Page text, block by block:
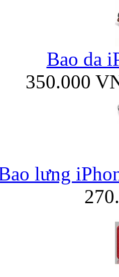
Bao da
350.000
lưng